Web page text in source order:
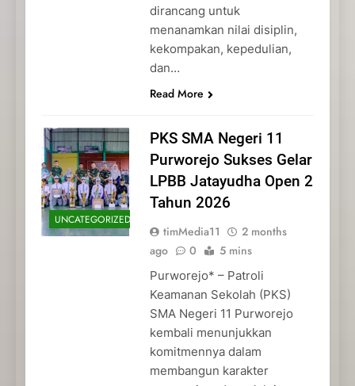
dirancang untuk
menanamkan nilai disiplin,
kekompakan, kepedulian,
dan…
Read More
UNCATEGORIZED
PKS SMA Negeri 11
Purworejo Sukses Gelar
LPBB Jatayudha Open 2
Tahun 2026
timMedia11
2 months
ago
0 5 mins
Purworejo* – Patroli
Keamanan Sekolah (PKS)
SMA Negeri 11 Purworejo
kembali menunjukkan
komitmennya dalam
membangun karakter